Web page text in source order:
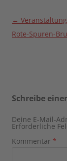
←
Rote-Spuren-
Schreibe
Deine E-Mail-
Erforderliche
Kommentar *